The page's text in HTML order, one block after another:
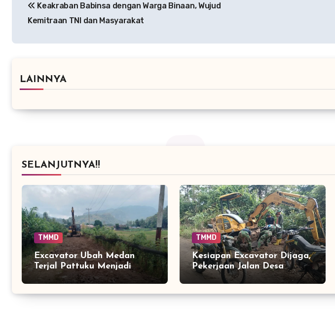
pos Keakraban Babinsa dengan Warga Binaan, Wujud
Kemitraan TNI dan Masyarakat
LAINNYA
SELANJUTNYA!!
TMMD
Excavator Ubah Medan
Terjal Pattuku Menjadi
Akses Baru bagi Warga
TMMD
Kesiapan Excavator Dijaga,
Pekerjaan Jalan Desa
Pattuku Tetap Berjalan
Optimal